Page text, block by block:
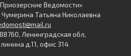
Ведомости»
Татьяна Николаевна
Ленинградская обл,
д.11, офис 314